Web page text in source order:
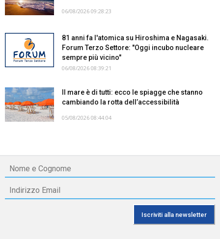
06/08/2026 09:28:23
81 anni fa l'atomica su Hiroshima e Nagasaki.
Forum Terzo Settore: "Oggi incubo nucleare
sempre più vicino"
06/08/2026 08:39:21
Il mare è di tutti: ecco le spiagge che stanno
cambiando la rotta dell’accessibilità
05/08/2026 08:44:04